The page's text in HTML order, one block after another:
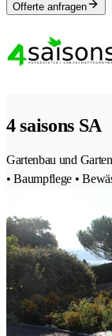
Offerte anfragen
4 saisons SA
Gartenbau und
• Baumpflege •